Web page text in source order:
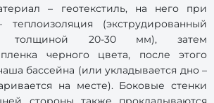
– геотекстиль, на него при
теплоизоляция (экструдированный
толщиной 20-30 мм), затем
черного цвета, после этого
бассейна (или укладывается дно –
на месте). Боковые стенки